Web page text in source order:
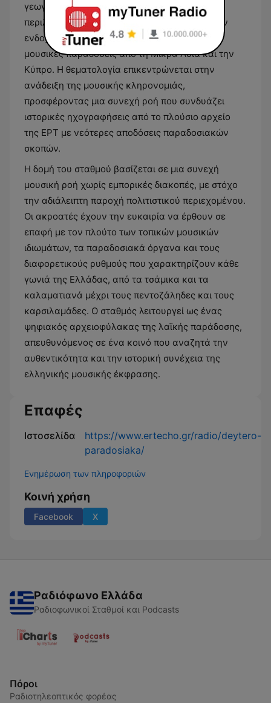
γεωγραφικό φάσμα του ελληνισμού,
περιλαμβάνοντας δημοτικά τραγούδια από την
ενδοχώρα, νησιώτικα ακούσματα, καθώς και
μουσικές παραδόσεις από τη Μικρά Ασία και την
Κύπρο. Η θεματολογία επικεντρώνεται στην
ανάδειξη της μουσικής κληρονομιάς,
προσφέροντας μια συνεχή ροή που συνδυάζει
ιστορικές ηχογραφήσεις από το πλούσιο αρχείο
της ΕΡΤ με νεότερες αποδόσεις παραδοσιακών
σκοπών.
Η δομή του σταθμού βασίζεται σε μια συνεχή
μουσική ροή χωρίς εμπορικές διακοπές, με στόχο
την αδιάλειπτη παροχή πολιτιστικού περιεχομένου.
Οι ακροατές έχουν την ευκαιρία να έρθουν σε
επαφή με τον πλούτο των τοπικών μουσικών
ιδιωμάτων, τα παραδοσιακά όργανα και τους
διαφορετικούς ρυθμούς που χαρακτηρίζουν κάθε
γωνιά της Ελλάδας, από τα τσάμικα και τα
καλαματιανά μέχρι τους πεντοζάληδες και τους
καρσιλαμάδες. Ο σταθμός λειτουργεί ως ένας
ψηφιακός αρχειοφύλακας της λαϊκής παράδοσης,
απευθυνόμενος σε ένα κοινό που αναζητά την
αυθεντικότητα και την ιστορική συνέχεια της
ελληνικής μουσικής έκφρασης.
Επαφές
Ιστοσελίδα
https://www.ertecho.gr/radio/deytero-
paradosiaka/
Ενημέρωση των πληροφοριών
Κοινή χρήση
Facebook X
Ραδιόφωνο Ελλάδα
Ραδιοφωνικοί Σταθμοί και Podcasts
Πόροι
Ραδιοτηλεοπτικός φορέας